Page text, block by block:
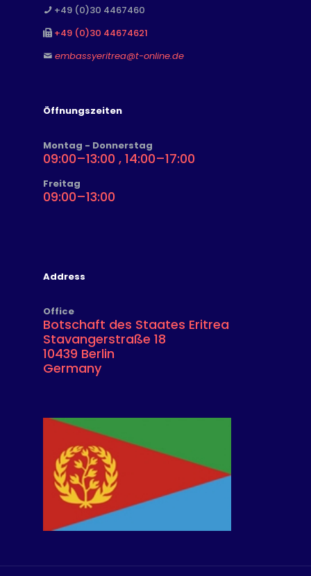
+49 (0)30 4467460
+49 (0)30 44674621
embassyeritrea@t-online.de
Öffnungszeiten
Montag - Donnerstag
09:00–13:00 , 14:00–17:00
Freitag
09:00–13:00
Address
Office
Botschaft des Staates Eritrea
Stavangerstraße 18
10439 Berlin
Germany